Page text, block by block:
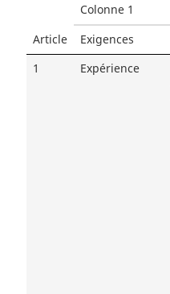
Article
Colonne 1
Exigences
1
Expérience